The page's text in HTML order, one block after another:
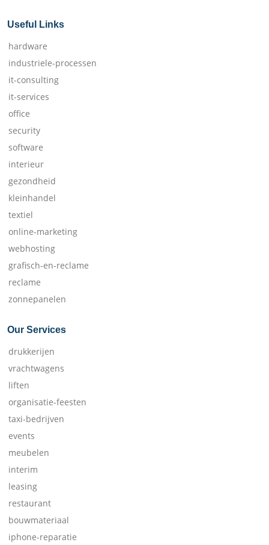
Useful Links
hardware
industriele-processen
it-consulting
it-services
office
security
software
interieur
gezondheid
kleinhandel
textiel
online-marketing
webhosting
grafisch-en-reclame
reclame
zonnepanelen
Our Services
drukkerijen
vrachtwagens
liften
organisatie-feesten
taxi-bedrijven
events
meubelen
interim
leasing
restaurant
bouwmateriaal
iphone-reparatie